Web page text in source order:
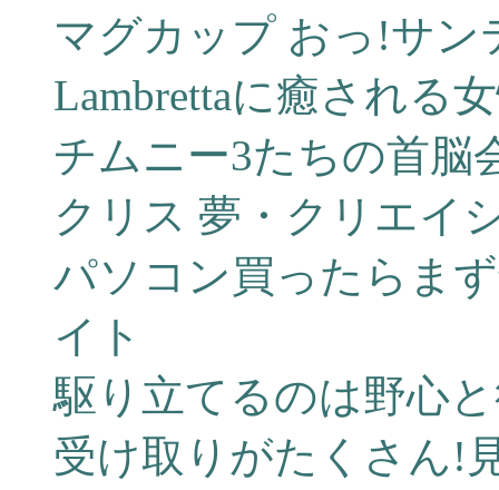
マグカップ おっ!サン
Lambrettaに癒される
チムニー3たちの首脳
クリス 夢・クリエイ
パソコン買ったらま
イト
駆り立てるのは野心
受け取りがたくさん!